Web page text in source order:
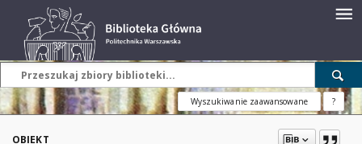
Wyszukiwanie zaawansowane ?
OBIEKT